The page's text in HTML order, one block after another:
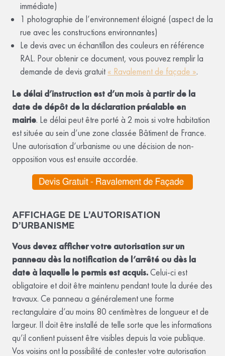
immédiate)
1 photographie de l’environnement éloigné (aspect de la
rue avec les constructions environnantes)
Le devis avec un échantillon des couleurs en référence
RAL. Pour obtenir ce document, vous pouvez remplir la
demande de devis gratuit « Ravalement de façade ».
Le délai d’instruction est d’un mois à partir de la
date de dépôt de la déclaration préalable en
mairie. Le délai peut être porté à 2 mois si votre habitation
est située au sein d’une zone classée Bâtiment de France.
Une autorisation d’urbanisme ou une décision de non-
opposition vous est ensuite accordée.
AFFICHAGE DE L’AUTORISATION
D’URBANISME
Vous devez afficher votre autorisation sur un
panneau dès la notification de l’arrêté ou dès la
date à laquelle le permis est acquis.Celui-ci est
obligatoire et doit être maintenu pendant toute la durée des
travaux. Ce panneau a généralement une forme
rectangulaire d’au moins 80 centimètres de longueur et de
largeur. Il doit être installé de telle sorte que les informations
qu’il contient puissent être visibles depuis la voie publique.
Vos voisins ont la possibilité de contester votre autorisation